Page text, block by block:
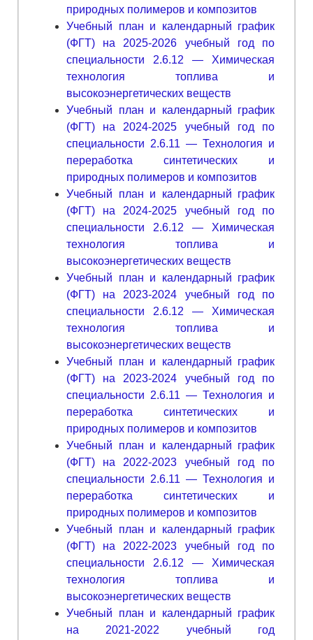
природных полимеров и композитов
Учебный план и календарный график
(ФГТ) на 2025-2026 учебный год по
специальности 2.6.12 — Химическая
технология топлива и
высокоэнергетических веществ
Учебный план и календарный график
(ФГТ) на 2024-2025 учебный год по
специальности 2.6.11 — Технология и
переработка синтетических и
природных полимеров и композитов
Учебный план и календарный график
(ФГТ) на 2024-2025 учебный год по
специальности 2.6.12 — Химическая
технология топлива и
высокоэнергетических веществ
Учебный план и календарный график
(ФГТ) на 2023-2024 учебный год по
специальности 2.6.12 — Химическая
технология топлива и
высокоэнергетических веществ
Учебный план и календарный график
(ФГТ) на 2023-2024 учебный год по
специальности 2.6.11 — Технология и
переработка синтетических и
природных полимеров и композитов
Учебный план и календарный график
(ФГТ) на 2022-2023 учебный год по
специальности 2.6.11 — Технология и
переработка синтетических и
природных полимеров и композитов
Учебный план и календарный график
(ФГТ) на 2022-2023 учебный год по
специальности 2.6.12 — Химическая
технология топлива и
высокоэнергетических веществ
Учебный план и календарный график
на 2021-2022 учебный год